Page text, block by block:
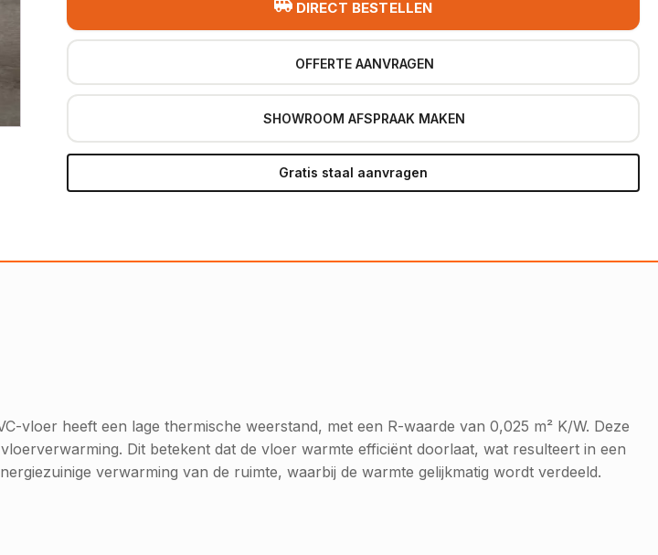
DIRECT BESTELLEN
OFFERTE AANVRAGEN
SHOWROOM AFSPRAAK MAKEN
Gratis staal aanvragen
vloer heeft een lage thermische weerstand, met een R-waarde van 0,025 m² K/W. Deze
Dit betekent dat de vloer warmte efficiënt doorlaat, wat resulteert in een
verwarming van de ruimte, waarbij de warmte gelijkmatig wordt verdeeld.